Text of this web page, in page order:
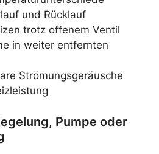
und Rücklauf
trotz offenem Ventil
in weiter entfernten
Strömungsgeräusche
Pumpe oder